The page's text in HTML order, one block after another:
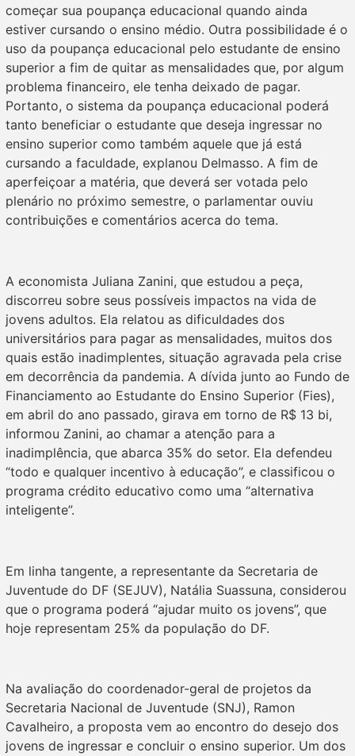
começar sua poupança educacional quando ainda
estiver cursando o ensino médio. Outra possibilidade é o
uso da poupança educacional pelo estudante de ensino
superior a fim de quitar as mensalidades que, por algum
problema financeiro, ele tenha deixado de pagar.
Portanto, o sistema da poupança educacional poderá
tanto beneficiar o estudante que deseja ingressar no
ensino superior como também aquele que já está
cursando a faculdade, explanou Delmasso. A fim de
aperfeiçoar a matéria, que deverá ser votada pelo
plenário no próximo semestre, o parlamentar ouviu
contribuições e comentários acerca do tema.
A economista Juliana Zanini, que estudou a peça,
discorreu sobre seus possíveis impactos na vida de
jovens adultos. Ela relatou as dificuldades dos
universitários para pagar as mensalidades, muitos dos
quais estão inadimplentes, situação agravada pela crise
em decorrência da pandemia. A dívida junto ao Fundo de
Financiamento ao Estudante do Ensino Superior (Fies),
em abril do ano passado, girava em torno de R$ 13 bi,
informou Zanini, ao chamar a atenção para a
inadimplência, que abarca 35% do setor. Ela defendeu
“todo e qualquer incentivo à educação”, e classificou o
programa crédito educativo como uma “alternativa
inteligente”.
Em linha tangente, a representante da Secretaria de
Juventude do DF (SEJUV), Natália Suassuna, considerou
que o programa poderá “ajudar muito os jovens”, que
hoje representam 25% da população do DF.
Na avaliação do coordenador-geral de projetos da
Secretaria Nacional de Juventude (SNJ), Ramon
Cavalheiro, a proposta vem ao encontro do desejo dos
jovens de ingressar e concluir o ensino superior. Um dos